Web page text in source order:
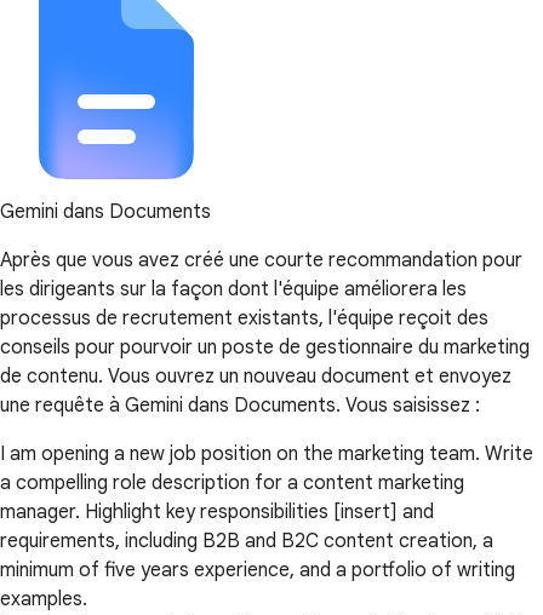
Gemini dans Documents
Après que vous avez créé une courte recommandation pour
les dirigeants sur la façon dont l'équipe améliorera les
processus de recrutement existants, l'équipe reçoit des
conseils pour pourvoir un poste de gestionnaire du marketing
de contenu. Vous ouvrez un nouveau document et envoyez
une requête à Gemini dans Documents. Vous saisissez :
I am opening a new job position on the marketing team. Write
a compelling role description for a content marketing
manager. Highlight key responsibilities [insert] and
requirements, including B2B and B2C content creation, a
minimum of five years experience, and a portfolio of writing
examples.